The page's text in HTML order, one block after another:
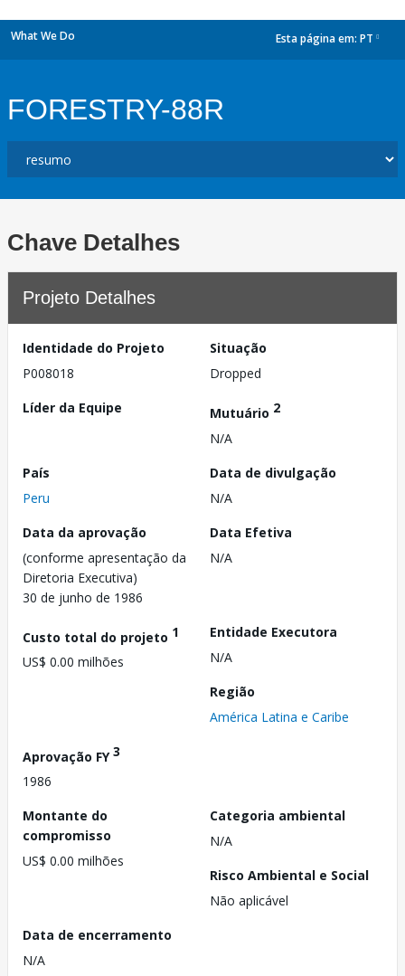
What We Do Esta página em: PT
FORESTRY-88R
Chave Detalhes
Projeto Detalhes
Identidade do Projeto
P008018
Situação
Dropped
Líder da Equipe
Mutuário 2
N/A
País
Peru
Data de divulgação
N/A
Data da aprovação
(conforme apresentação da
Diretoria Executiva)
30 de junho de 1986
Data Efetiva
N/A
Custo total do projeto 1
US$ 0.00 milhões
Entidade Executora
N/A
Região
América Latina e Caribe
Aprovação FY3
1986
Montante do
compromisso
US$ 0.00 milhões
Categoria ambiental
N/A
Risco Ambiental e Social
Não aplicável
Data de encerramento
N/A